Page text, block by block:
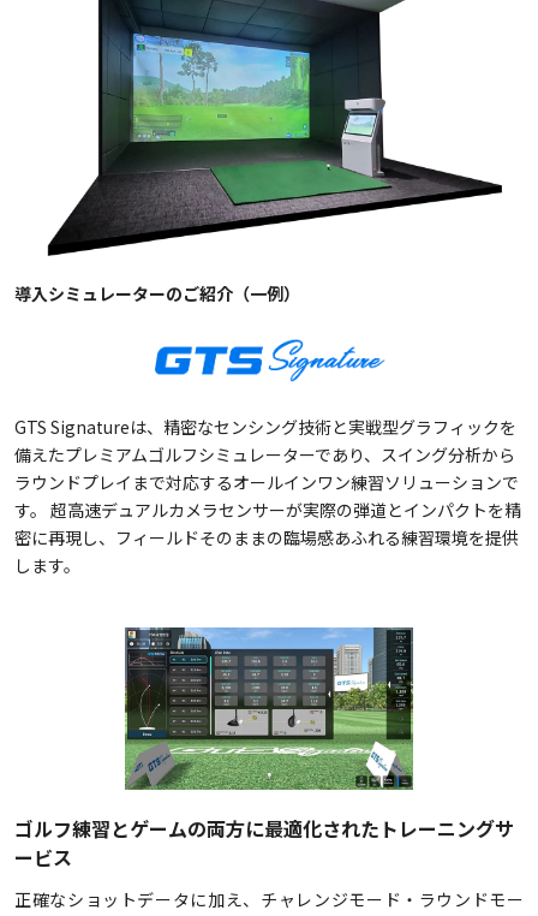
導入シミュレーターのご紹介（一例）
GTS Signatureは、精密なセンシング技術と実戦型グラフィックを
備えたプレミアムゴルフシミュレーターであり、スイング分析から
ラウンドプレイまで対応するオールインワン練習ソリューションで
す。 超高速デュアルカメラセンサーが実際の弾道とインパクトを精
密に再現し、フィールドそのままの臨場感あふれる練習環境を提供
します。
ゴルフ練習とゲームの両方に最適化されたトレーニングサ
ービス
正確なショットデータに加え、チャレンジモード・ラウンドモー